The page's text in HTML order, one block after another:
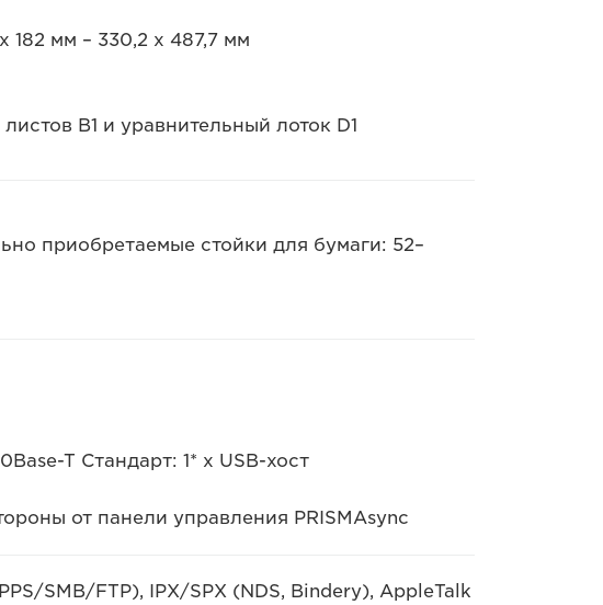
182 мм – 330,2 х 487,7 мм
B1 и уравнительный лоток D1
приобретаемые стойки для бумаги: 52–
T Стандарт: 1* x USB-хост
от панели управления PRISMAsync
SMB/FTP), IPX/SPX (NDS, Bindery), AppleTalk